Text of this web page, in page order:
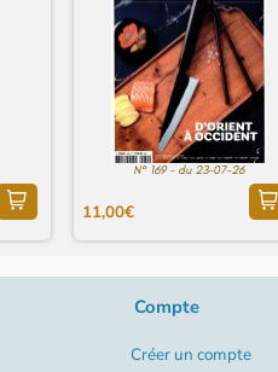
N° 169 - du 23-07-26
11,00€
Compte
Créer un compte